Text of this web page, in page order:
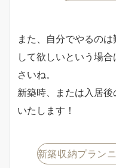
また、自分でやるの
して欲しいという場
さいね。
新築時、または入居
いたします！
新築収納プラン